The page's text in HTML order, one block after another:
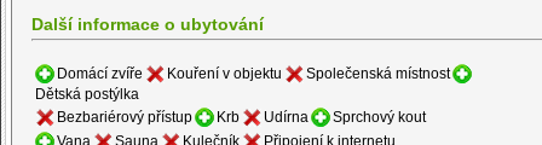
Další informace o ubytování
Domácí zvíře Kouření v objektu
Společenská místnost
Dětská postýlka
Bezbariérový přístup
Krb Udírna
Sprchový kout
Vana
Sauna Kulečník
Připojení k internetu